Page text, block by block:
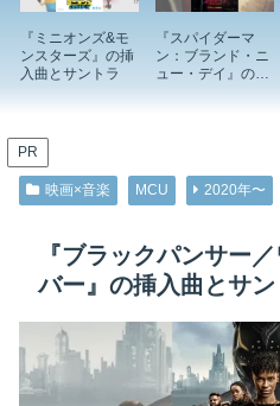
『ミニオンズ&モ
ンスターズ』の挿
入曲とサントラ
『スパイダーマ
ン：ブランド・ニ
ュー・デイ』の挿
PR
映画×音楽 MCU 2020年〜
『ブラックパンサー
バー』の挿入曲とサン